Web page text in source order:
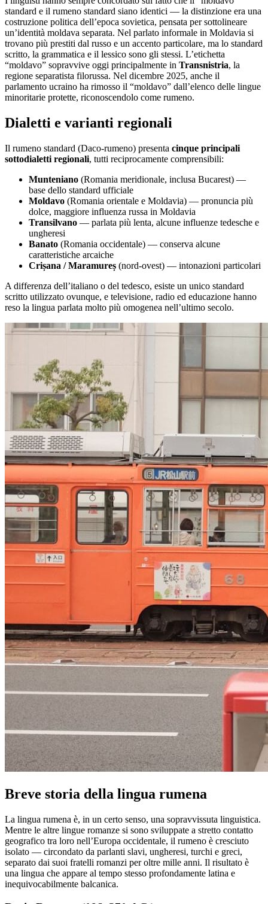
standard e il rumeno standard siano identici — la distinzione era una
costruzione politica dell’epoca sovietica, pensata per sottolineare
un’identità moldava separata. Nel parlato informale in Moldavia si
trovano più prestiti dal russo e un accento particolare, ma lo standard
scritto, la grammatica e il lessico sono gli stessi. L’etichetta
“moldavo” sopravvive oggi principalmente in Transnistria, la
regione separatista filorussa. Nel dicembre 2025, anche il
parlamento ucraino ha rimosso il “moldavo” dall’elenco delle lingue
minoritarie protette, riconoscendolo come rumeno.
Dialetti e varianti regionali
Il rumeno standard (Daco-rumeno) presenta cinque principali
sottodialetti regionali, tutti reciprocamente comprensibili:
Munteniano (Romania meridionale, inclusa Bucarest) —
base dello standard ufficiale
Moldavo (Romania orientale e Moldavia) — pronuncia più
dolce, maggiore influenza russa in Moldavia
Transilvano — parlata più lenta, alcune influenze tedesche e
ungheresi
Banato (Romania occidentale) — conserva alcune
caratteristiche arcaiche
Crișana / Maramureș (nord-ovest) — intonazioni particolari
A differenza dell’italiano o del tedesco, esiste un unico standard
scritto utilizzato ovunque, e televisione, radio ed educazione hanno
reso la lingua parlata molto più omogenea nell’ultimo secolo.
Breve storia della lingua rumena
La lingua rumena è, in un certo senso, una sopravvissuta linguistica.
Mentre le altre lingue romanze si sono sviluppate a stretto contatto
geografico tra loro nell’Europa occidentale, il rumeno è cresciuto
isolato — circondato da parlanti slavi, ungheresi, turchi e greci,
separato dai suoi fratelli romanzi per oltre mille anni. Il risultato è
una lingua che appare al tempo stesso profondamente latina e
inequivocabilmente balcanica.